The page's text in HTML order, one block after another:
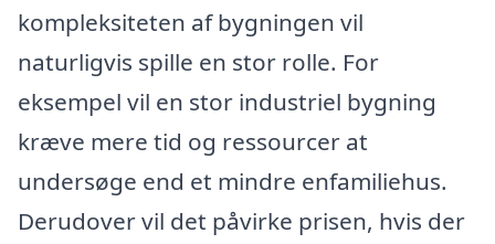
kompleksiteten af bygningen vil
naturligvis spille en stor rolle. For
eksempel vil en stor industriel bygning
kræve mere tid og ressourcer at
undersøge end et mindre enfamiliehus.
Derudover vil det påvirke prisen, hvis der